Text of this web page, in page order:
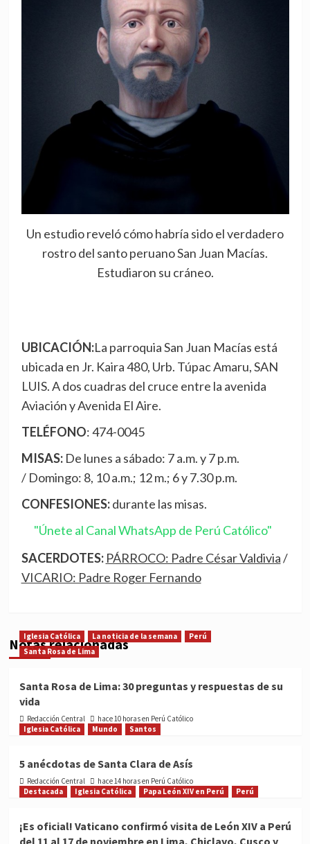
Un estudio reveló cómo habría sido el verdadero
rostro del santo peruano San Juan Macías.
Estudiaron su cráneo.
UBICACIÓN:La parroquia San Juan Macías está
ubicada en Jr. Kaira 480, Urb. Túpac Amaru, SAN
LUIS. A dos cuadras del cruce entre la avenida
Aviación y Avenida El Aire.
TELÉFONO: 474-0045
MISAS: De lunes a sábado: 7 a.m. y 7 p.m.
/ Domingo: 8, 10 a.m.; 12 m.; 6 y 7.30 p.m.
CONFESIONES:durante las misas.
"Únete al Canal WhatsApp de Perú Católico"
SACERDOTES: PÁRROCO: Padre César Valdivia/
VICARIO: Padre Roger Fernando
Notas relacionadas
Iglesia Católica La noticia de la semana
Perú
Santa Rosa de Lima
Santa Rosa de Lima: 30 preguntas y respuestas de su
vida
Redacción Central
hace 10 horas en Perú Católico
Iglesia Católica
Mundo Santos
5 anécdotas de Santa Clara de Asís
Redacción Central
hace 14 horas en Perú Católico
Destacada
Iglesia Católica Papa León XIV en Perú Perú
¡Es oficial! Vaticano confirmó visita de León XIV a Perú
del 11 al 17 de noviembre en Lima, Chiclayo, Cusco y